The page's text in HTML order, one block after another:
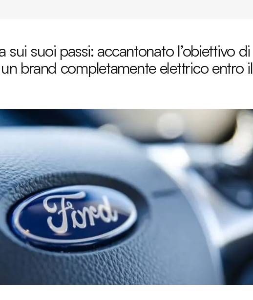
sui suoi passi: accantonato l’obiettivo di
brand completamente elettrico entro il